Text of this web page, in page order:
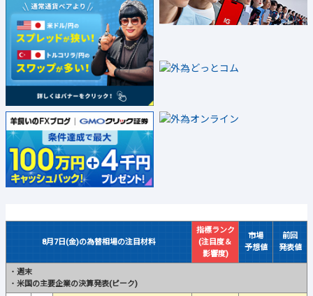
8月7日(金)の為替相場の注目材料
指標ランク
(注目度＆
影響度)
市場
予想値
前回
発表値
・ 週末
・ 米国の主要企業の決算発表(ピーク)